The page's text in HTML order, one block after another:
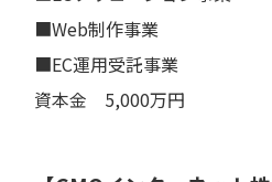
■Web制作事業
■EC運用受託事業
資本金 5,000万円